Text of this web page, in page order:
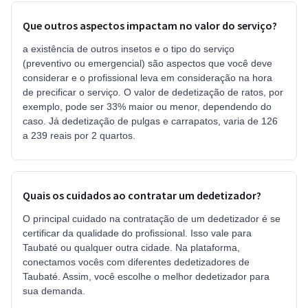
Que outros aspectos impactam no valor do serviço?
a existência de outros insetos e o tipo do serviço
(preventivo ou emergencial) são aspectos que você deve
considerar e o profissional leva em consideração na hora
de precificar o serviço. O valor de dedetização de ratos, por
exemplo, pode ser 33% maior ou menor, dependendo do
caso. Já dedetização de pulgas e carrapatos, varia de 126
a 239 reais por 2 quartos.
Quais os cuidados ao contratar um dedetizador?
O principal cuidado na contratação de um dedetizador é se
certificar da qualidade do profissional. Isso vale para
Taubaté ou qualquer outra cidade. Na plataforma,
conectamos vocês com diferentes dedetizadores de
Taubaté. Assim, você escolhe o melhor dedetizador para
sua demanda.